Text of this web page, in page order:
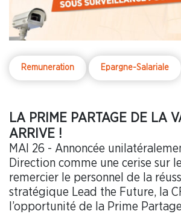
Remuneration Epargne-Salariale
LA PRIME PARTAGE DE LA
ARRIVE !
MAI 26 - Annoncée
Direction comme une cerise sur
remercier le personnel de la
stratégique Lead the Future, la
l’opportunité de la Prime